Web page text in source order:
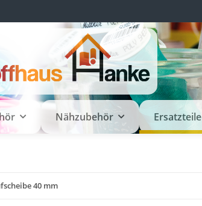
Nähzubehör Ersatzteile
40 mm